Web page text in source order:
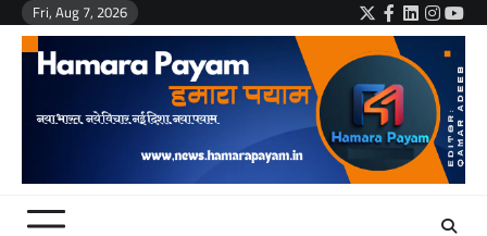
Skip
content
Fri, Aug 7, 2026 Twitter
Facebook
LinkedIn